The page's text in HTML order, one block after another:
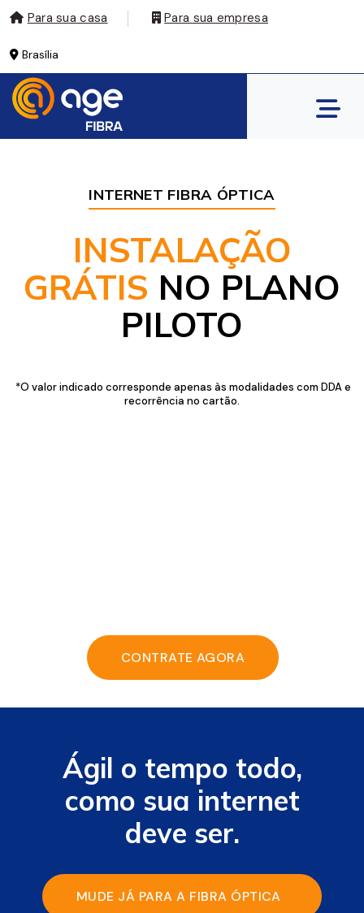
Para sua casa Para sua empresa
Brasília
INTERNET FIBRA ÓPTICA
INSTALAÇÃO
GRÁTIS NO PLANO
PILOTO
*O valor indicado corresponde apenas às modalidades com DDA e
recorrência no cartão.
CONTRATE AGORA
Ágil o tempo todo,
como sua internet
deve ser.
MUDE JÁ PARA A FIBRA ÓPTICA